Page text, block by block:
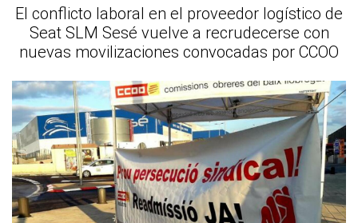
El conflicto laboral en el proveedor logístico de
Seat SLM Sesé vuelve a recrudecerse con
nuevas movilizaciones convocadas por CCOO